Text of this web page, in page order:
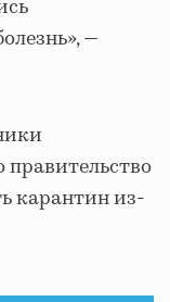
—
правительство
карантин из-